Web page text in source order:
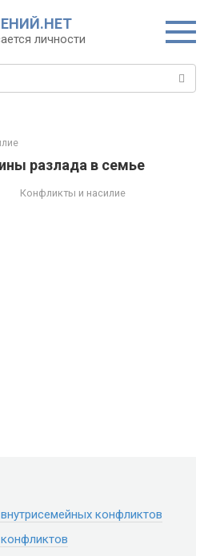
личности
разлада в семье
Конфликты и насилие
конфликтов